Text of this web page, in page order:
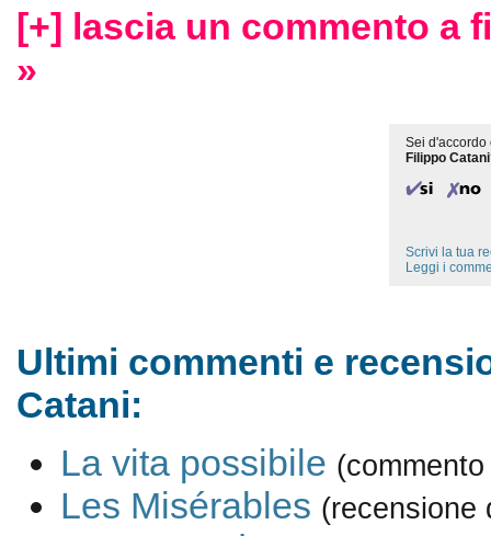
[+] lascia un commento a
»
Sei d'accordo
Filippo
Scrivi la tua
Leggi i
Ultimi commenti e
Catani:
La vita possibile
Les Misérables (recensione